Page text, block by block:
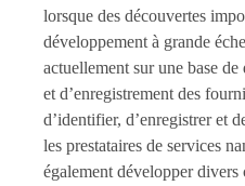
lorsque des découvertes
développement à grande
actuellement sur une base
et d’enregistrement des
d’identifier, d’enregistrer et
les prestataires de services
également développer divers